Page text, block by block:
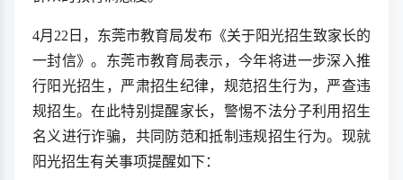
4月22日，东莞市教育局发布《关于阳光招生致家长的
一封信》。东莞市教育局表示，今年将进一步深入推
行阳光招生，严肃招生纪律，规范招生行为，严查违
规招生。在此特别提醒家长，警惕不法分子利用招生
名义进行诈骗，共同防范和抵制违规招生行为。现就
阳光招生有关事项提醒如下：